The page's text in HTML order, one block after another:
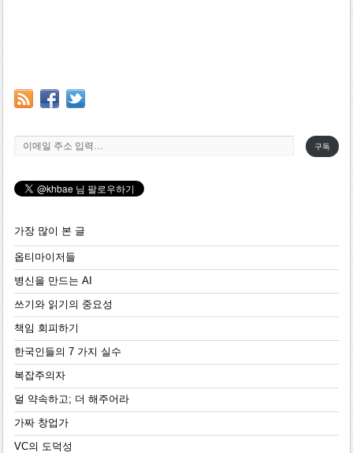
이메일 주소 입력…
구독
가장 많이 본 글
옵티마이저들
병신을 만드는 AI
쓰기와 읽기의 중요성
책임 회피하기
한국인들의 7 가지 실수
복잡주의자
덜 약속하고; 더 해주어라
가짜 창업가
VC의 도덕성